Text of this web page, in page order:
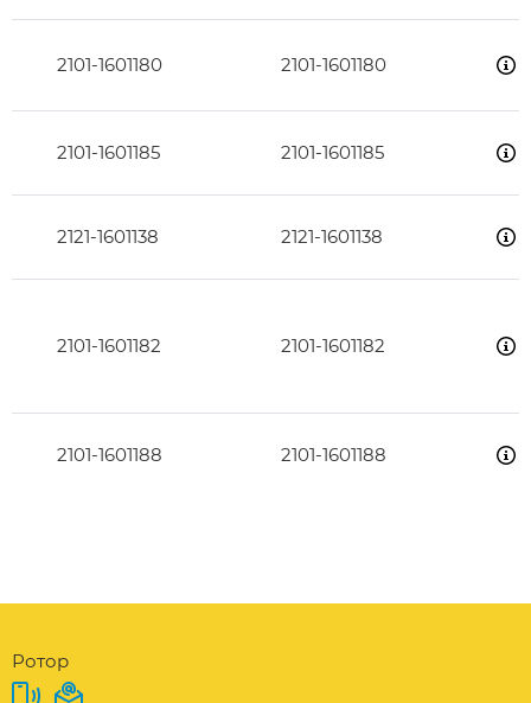
2101-1601180 2101-1601180
2101-1601185 2101-1601185
2121-1601138 2121-1601138
2101-1601182 2101-1601182
2101-1601188 2101-1601188
Ротор